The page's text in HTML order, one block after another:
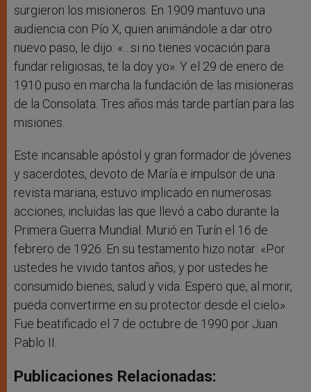
surgieron los misioneros. En 1909 mantuvo una
audiencia con Pío X, quien animándole a dar otro
nuevo paso, le dijo: «…si no tienes vocación para
fundar religiosas, te la doy yo». Y el 29 de enero de
1910 puso en marcha la fundación de las misioneras
de la Consolata. Tres años más tarde partían para las
misiones.
Este incansable apóstol y gran formador de jóvenes
y sacerdotes, devoto de María e impulsor de una
revista mariana, estuvo implicado en numerosas
acciones, incluidas las que llevó a cabo durante la
Primera Guerra Mundial. Murió en Turín el 16 de
febrero de 1926. En su testamento hizo notar: «Por
ustedes he vivido tantos años, y por ustedes he
consumido bienes, salud y vida. Espero que, al morir,
pueda convertirme en su protector desde el cielo».
Fue beatificado el 7 de octubre de 1990 por Juan
Pablo II.
Publicaciones Relacionadas: